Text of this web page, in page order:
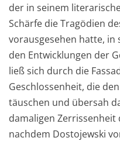
der in seinem
Schärfe die Tragödien
vorausgesehen hatte, in
den Entwicklungen der
ließ sich durch die
Geschlossenheit, die
täuschen und übersah
damaligen Zerrissenheit
nachdem Dostojewski